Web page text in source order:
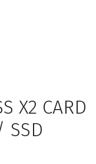
X2 CARD
SSD